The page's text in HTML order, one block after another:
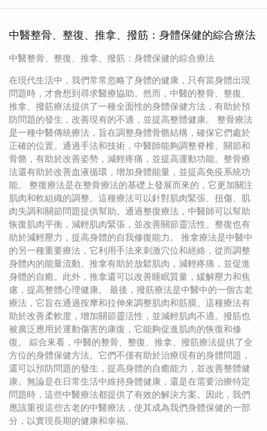
中醫整骨、整復、推拿、撥筋：身體保健的綜合療法
中醫整骨、整復、推拿、撥筋：身體保健的綜合療法
在現代生活中，我們常常忽略了身體的健康，只有當身體出現
問題時，才會想到尋求醫療協助。然而，中醫的整骨、整復、
推拿、撥筋療法提供了一種全面性的身體保健方法，有助於預
防問題的發生，改善現有的不適，並提高整體健康。 整骨療法
是一種中醫傳統療法，旨在調整身體骨骼結構，確保它們處於
正確的位置。通過手法和技術，中醫師能夠調整脊椎、關節和
骨骼，有助於改善姿勢，減輕疼痛，並提高運動功能。整骨療
法還有助於改善血液循環，增加身體能量，並提高免疫系統功
能。 整復療法是在整骨療法的基礎上發展而來的，它更加關注
肌肉和軟組織的調整。這種療法可以針對肌肉緊張、扭傷、肌
肉失調和關節問題提供幫助。通過整復療法，中醫師可以幫助
恢復肌肉平衡，減輕肌肉緊張，並改善關節靈活性。整復也有
助於減輕壓力，提高身體的自我修復能力。 推拿療法是中醫中
的另一種重要療法，它利用手法來刺激穴位和經絡，從而調整
身體內的能量流動。推拿有助於放鬆肌肉，減輕疼痛，並促進
身體的自癒。此外，推拿還可以改善睡眠質量，緩解壓力和焦
慮，提高整體心理健康。 最後，撥筋療法是中醫中的一個古老
療法，它旨在通過按摩和拉伸來調整肌肉和筋膜。這種療法有
助於改善柔軟度，增加關節靈活性，並減輕肌肉不適。撥筋也
被廣泛應用於運動傷害的康復，它能夠促進肌肉的恢復和修
復。 綜合來看，中醫的整骨、整復、推拿、撥筋療法提供了全
方位的身體保健方法。它們不僅有助於治療現有的身體問題，
還可以預防問題的發生，提高身體的自癒能力，並改善整體健
康。無論是在日常生活中維持身體健康，還是在需要治療特定
問題時，這些中醫療法都提供了有效的解決方案。因此，我們
應該重視這些古老的中醫療法，使其成為我們身體保健的一部
分，以實現長期的健康和幸福。